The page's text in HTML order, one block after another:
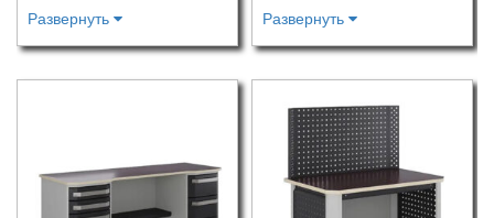
Развернуть Развернуть